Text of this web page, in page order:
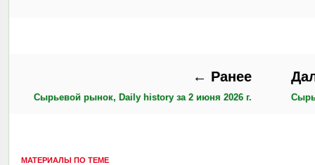
← Ранее
Сырьевой рынок, Daily history за 2 июня 2026 г.
МАТЕРИАЛЫ ПО ТЕМЕ